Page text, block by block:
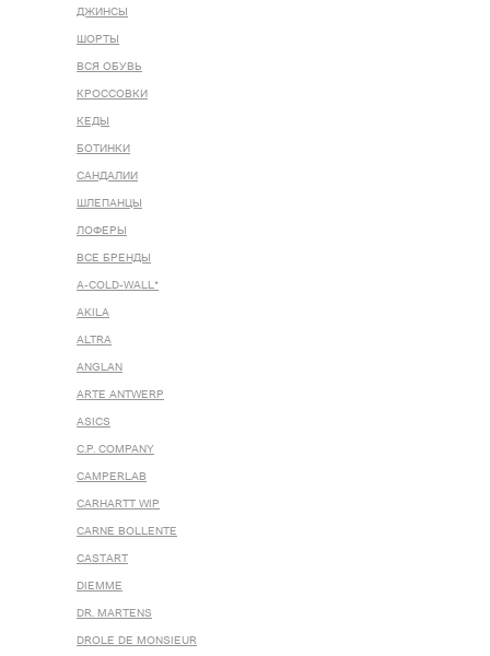
ДЖИНСЫ
ШОРТЫ
ВСЯ ОБУВЬ
КРОССОВКИ
КЕДЫ
БОТИНКИ
САНДАЛИИ
ШЛЕПАНЦЫ
ЛОФЕРЫ
ВСЕ БРЕНДЫ
A-COLD-WALL*
AKILA
ALTRA
ANGLAN
ARTE ANTWERP
ASICS
C.P. COMPANY
CAMPERLAB
CARHARTT WIP
CARNE BOLLENTE
CASTART
DIEMME
DR. MARTENS
DROLE DE MONSIEUR